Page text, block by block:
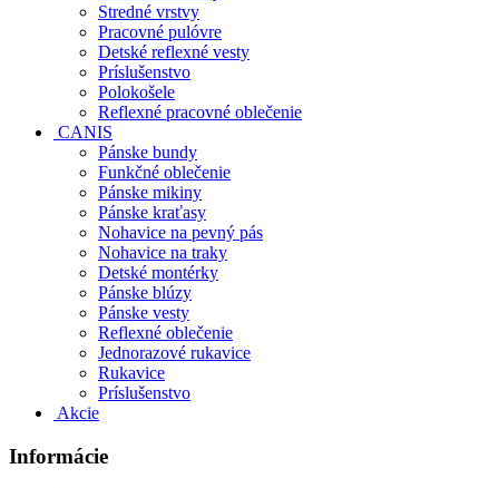
Stredné vrstvy
Pracovné pulóvre
Detské reflexné vesty
Príslušenstvo
Polokošele
Reflexné pracovné oblečenie
CANIS
Pánske bundy
Funkčné oblečenie
Pánske mikiny
Pánske kraťasy
Nohavice na pevný pás
Nohavice na traky
Detské montérky
Pánske blúzy
Pánske vesty
Reflexné oblečenie
Jednorazové rukavice
Rukavice
Príslušenstvo
Akcie
Informácie